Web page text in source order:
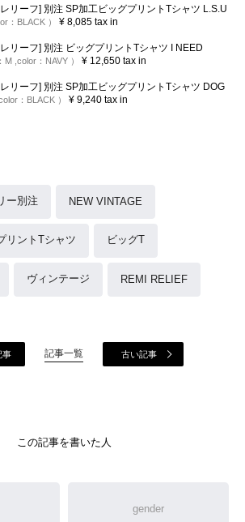
リーフ] 別注 SP加工ビッグプリントTシャツ L.S.U
： BLACK ¥ 8,085 tax in
リーフ] 別注 ビッグプリントTシャツ I NEED
M color： NAVY ¥ 12,650 tax in
リーフ] 別注 SP加工ビッグプリントTシャツ DOG
： BLACK ¥ 9,240 tax in
ー別注 NEW VINTAGE
リントTシャツ ビッグT
ヴィンテージ REMI RELIEF
事 記事一覧 古い記事
この記事を書いた人
gender